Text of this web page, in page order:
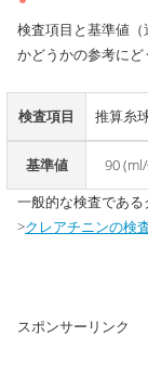
検査項目と基準値
かどうかの参考にど
検査項目
基準値
推算糸
90
一般的な検査であ
>クレアチニンの検
スポンサーリンク